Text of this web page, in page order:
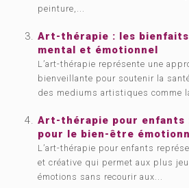
peinture,...
Art-thérapie : les
mental et émotionnel
L’art-thérapie représente une
bienveillante pour soutenir la
des mediums artistiques comme
Art-thérapie pour enfants
pour le bien-être
L’art-thérapie pour enfants
et créative qui permet aux plus
émotions sans recourir aux...